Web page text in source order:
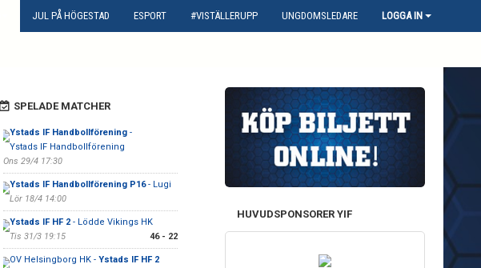
JUL PÅ HÖGESTAD ESPORT #VISTÄLLERUPP UNGDOMSLEDARE LOGGA IN
SPELADE MATCHER
Ystads IF Handbollförening-
Ystads IF Handbollförening
Ons 29/4 17:30
Ystads IF Handbollförening P16- Lugi
Lör 18/4 14:00
Ystads IF HF 2- Lödde Vikings HK
Tis 31/3 19:15
46 - 22
OV Helsingborg HK - Ystads IF HF 2
HUVUDSPONSORER YIF